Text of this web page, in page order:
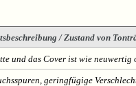
/ Zustand von
und das Cover ist wie
geringfügige